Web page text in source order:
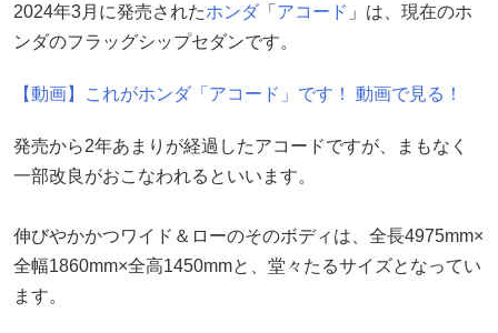
2024年3月に発売されたホンダ 「 アコード 」は、現在のホ
ンダのフラッグシップセダンです。
【動画】これがホンダ「アコード」です！ 動画で見る！
発売から2年あまりが経過したアコードですが、まもなく
一部改良がおこなわれるといいます。
伸びやかかつワイド＆ローのそのボディは、全長4975mm×
全幅1860mm×全高1450mmと、堂々たるサイズとなってい
ます。